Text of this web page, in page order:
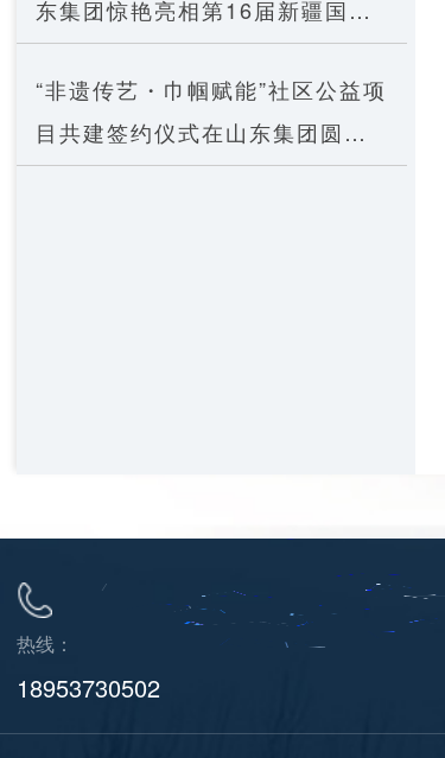
东集团惊艳亮相第16届新疆国际
矿博会
“非遗传艺・巾帼赋能”社区公益项
目共建签约仪式在山东集团圆满
举行
热线：
18953730502